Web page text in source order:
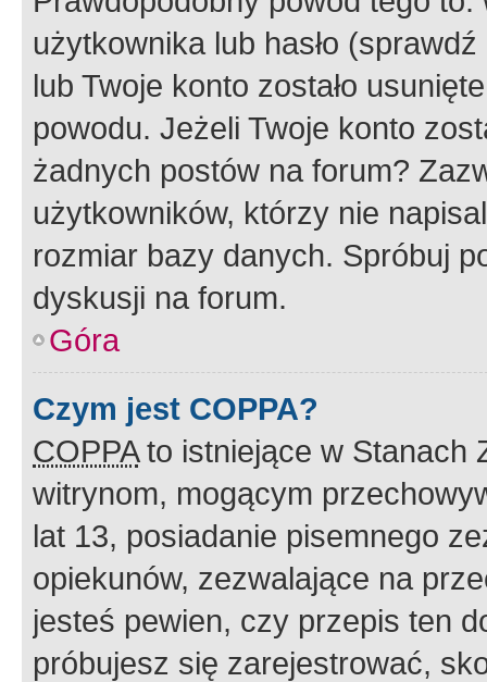
użytkownika lub hasło
lub Twoje konto zostało
powodu. Jeżeli Twoje konto
żadnych postów na forum?
użytkowników, którzy nie
rozmiar bazy danych. Spróbuj
dyskusji na forum.
Góra
Czym jest COPPA?
COPPAto istniejące w Stanach
witrynom, mogącym
lat 13, posiadanie pisemnego
opiekunów, zezwalające na
jesteś pewien, czy przepis ten
próbujesz się zarejestrować,